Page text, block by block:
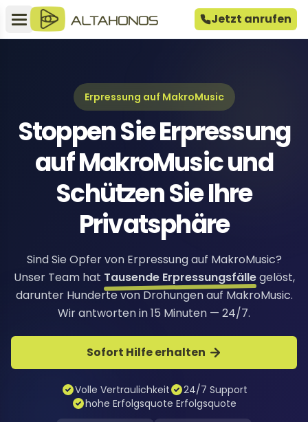
Jetzt anrufen
Erpressung auf MakroMusic
Stoppen Sie Erpressung
auf MakroMusic und
Schützen Sie Ihre
Privatsphäre
Sind Sie Opfer von Erpressung auf MakroMusic?
Unser Team hat Tausende Erpressungsfällegelöst,
darunter Hunderte von Drohungen auf MakroMusic.
Wir antworten in 15 Minuten — 24/7.
Sofort Hilfe erhalten
Volle Vertraulichkeit
24/7 Support
hohe Erfolgsquote Erfolgsquote